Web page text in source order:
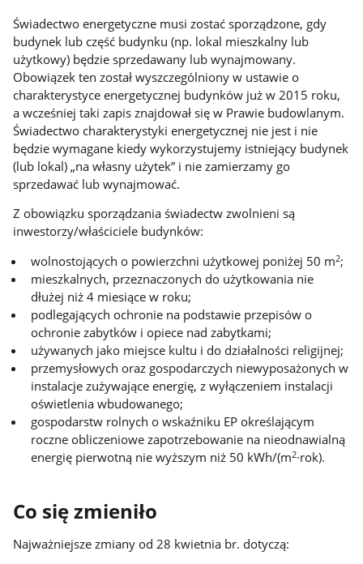
Świadectwo energetyczne musi zostać sporządzone, gdy
budynek lub część budynku (np. lokal mieszkalny lub
użytkowy) będzie sprzedawany lub wynajmowany.
Obowiązek ten został wyszczególniony w ustawie o
charakterystyce energetycznej budynków już w 2015 roku,
a wcześniej taki zapis znajdował się w Prawie budowlanym.
Świadectwo charakterystyki energetycznej nie jest i nie
będzie wymagane kiedy wykorzystujemy istniejący budynek
(lub lokal) „na własny użytek” i nie zamierzamy go
sprzedawać lub wynajmować.
Z obowiązku sporządzania świadectw zwolnieni są
inwestorzy/właściciele budynków:
wolnostojących o powierzchni użytkowej poniżej 50 m2;
mieszkalnych, przeznaczonych do użytkowania nie
dłużej niż 4 miesiące w roku;
podlegających ochronie na podstawie przepisów o
ochronie zabytków i opiece nad zabytkami;
używanych jako miejsce kultu i do działalności religijnej;
przemysłowych oraz gospodarczych niewyposażonych w
instalacje zużywające energię, z wyłączeniem instalacji
oświetlenia wbudowanego;
gospodarstw rolnych o wskaźniku EP określającym
roczne obliczeniowe zapotrzebowanie na nieodnawialną
energię pierwotną nie wyższym niż 50 kWh/(m2·rok).
Co się zmieniło
Najważniejsze zmiany od 28 kwietnia br. dotyczą: